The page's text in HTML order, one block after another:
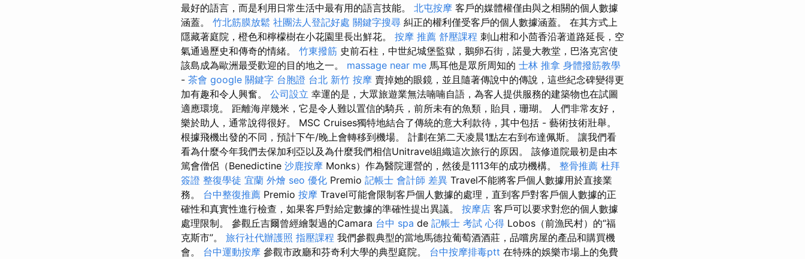
最好的語言，而是利用日常生活中最有用的語言技能。 北屯按摩 客戶的媒體權僅由與之相關的個人數據
涵蓋。 竹北筋膜放鬆 社團法人登記好處 關鍵字搜尋 糾正的權利僅受客戶的個人數據涵蓋。 在其方式上
隱藏著庭院，橙色和檸檬樹在小花園里長出鮮花。 按摩 推薦 舒壓課程 刺山柑和小茴香沿著道路延長，空
氣通過歷史和傳奇的情緒。 竹東撥筋 史前石柱，中世紀城堡監獄，鵝卵石街，諾曼大教堂，巴洛克宮使
該島成為歐洲最受歡迎的目的地之一。 massage near me 馬耳他是眾所周知的 士林 推拿 身體撥筋教學
- 茶會 google 關鍵字 台胞證 台北 新竹 按摩 賣掉她的眼鏡，並且隨著傳說中的傳說，這些紀念碑變得更
加有趣和令人興奮。 公司設立 幸運的是，大眾旅遊業無法喃喃自語，為客人提供服務的建築物也在試圖
適應環境。 距離海岸幾米，它是令人難以置信的騎兵，前所未有的魚類，貽貝，珊瑚。 人們非常友好，
樂於助人，通常說得很好。 MSC Cruises獨特地結合了傳統的意大利款待，其中包括 - 藝術技術壯舉。
根據飛機出發的不同，預計下午/晚上會轉移到機場。 計劃在第二天凌晨1點左右到布達佩斯。 讓我們看
看為什麼今年我們去保加利亞以及為什麼我們相信Unitravel組織這次旅行的原因。 該修道院最初是由本
篤會僧侶（Benedictine 沙鹿按摩 Monks）作為醫院運營的，然後是1113年的成功機構。 整骨推薦 杜拜
簽證 整復學徒 宜蘭 外燴 seo 優化 Premio 記帳士 會計師 差異 Travel不能將客戶個人數據用於直接業
務。 台中整復推薦 Premio 按摩 Travel可能會限制客戶個人數據的處理，直到客戶對客戶個人數據的正
確性和真實性進行檢查，如果客戶對給定數據的準確性提出異議。 按摩店 客戶可以要求對您的個人數據
處理限制。 參觀丘吉​​爾曾經繪製過的Camara 台中 spa de 記帳士 考試 心得 Lobos（前漁民村）的“福
克斯市”。 旅行社代辦護照 指壓課程 我們參觀典型的當地馬德拉葡萄酒酒莊，品嚐房屋的產品和購買機
會。 台中運動按摩 參觀市政廳和芬奇利大學的典型庭院。 台中按摩排毒ptt 在特殊的娛樂市場上的免費